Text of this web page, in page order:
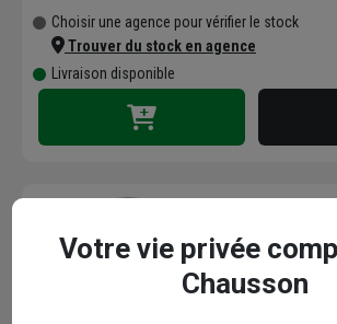
Choisir une agence pour vérifier le stock
Trouver du stock en agence
Livraison disponible
Panneau
stationner
1 -
Votre vie privée
Chausson